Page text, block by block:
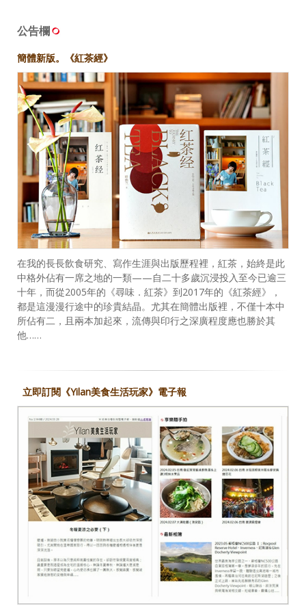
公告欄
簡體新版。《紅茶經》
在我的長長飲食研究、寫作生涯與出版歷程裡，紅茶，始終是此
中格外佔有一席之地的一類——自二十多歲沉浸投入至今已逾三
十年，而從2005年的《尋味．紅茶》到2017年的《紅茶經》，
都是這漫漫行途中的珍貴結晶。尤其在簡體出版裡，不僅十本中
所佔有二，且兩本加起來，流傳與印行之深廣程度應也勝於其
他……
立即訂閱《Yilan美食生活玩家》電子報